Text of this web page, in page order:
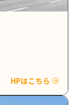
HPはこちら